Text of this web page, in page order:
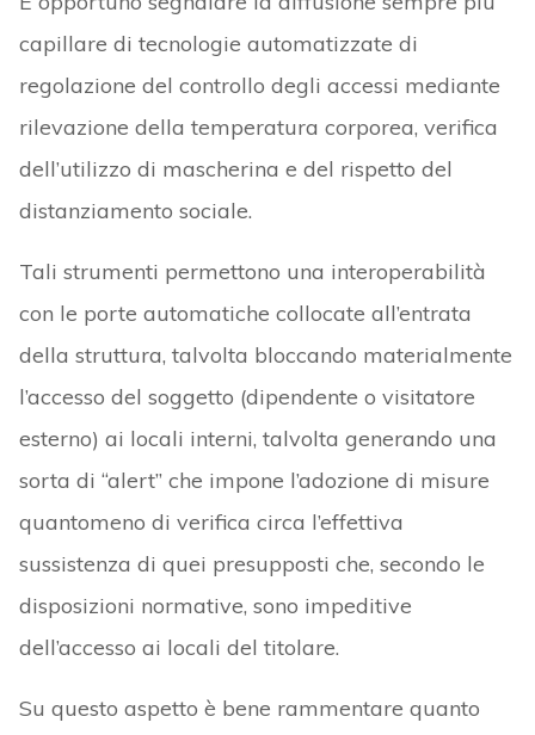
capillare di tecnologie automatizzate di
regolazione del controllo degli accessi mediante
rilevazione della temperatura corporea, verifica
dell’utilizzo di mascherina e del rispetto del
distanziamento sociale.
Tali strumenti permettono una interoperabilità
con le porte automatiche collocate all’entrata
della struttura, talvolta bloccando materialmente
l’accesso del soggetto (dipendente o visitatore
esterno) ai locali interni, talvolta generando una
sorta di “alert” che impone l’adozione di misure
quantomeno di verifica circa l’effettiva
sussistenza di quei presupposti che, secondo le
disposizioni normative, sono impeditive
dell’accesso ai locali del titolare.
Su questo aspetto è bene rammentare quanto